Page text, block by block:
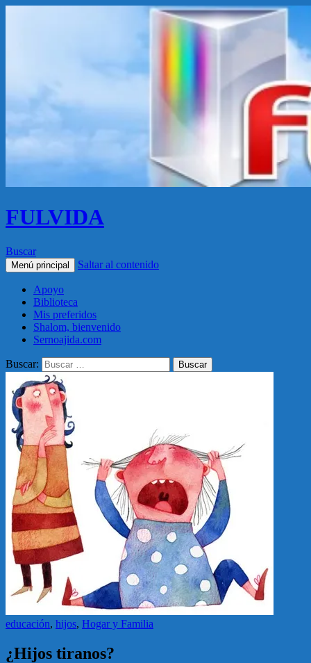
FULVIDA
Buscar
Menú principal Saltar al contenido
Apoyo
Biblioteca
Mis preferidos
Shalom, bienvenido
Sernoajida.com
Buscar:
educación, hijos, Hogar y Familia
¿Hijos tiranos?